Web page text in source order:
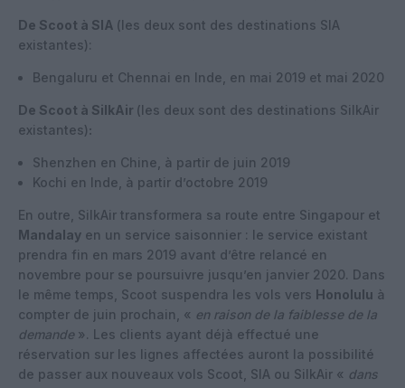
De Scoot à SIA (les deux sont des destinations SIA
existantes):
Bengaluru et Chennai en Inde, en mai 2019 et mai 2020
De Scoot à SilkAir (les deux sont des destinations SilkAir
existantes):
Shenzhen en Chine, à partir de juin 2019
Kochi en Inde, à partir d’octobre 2019
En outre, SilkAir transformera sa route entre Singapour et
Mandalay en un service saisonnier : le service existant
prendra fin en mars 2019 avant d’être relancé en
novembre pour se poursuivre jusqu’en janvier 2020. Dans
le même temps, Scoot suspendra les vols vers Honolulu à
compter de juin prochain, « en raison de la faiblesse de la
demande ». Les clients ayant déjà effectué une
réservation sur les lignes affectées auront la possibilité
de passer aux nouveaux vols Scoot, SIA ou SilkAir « dans